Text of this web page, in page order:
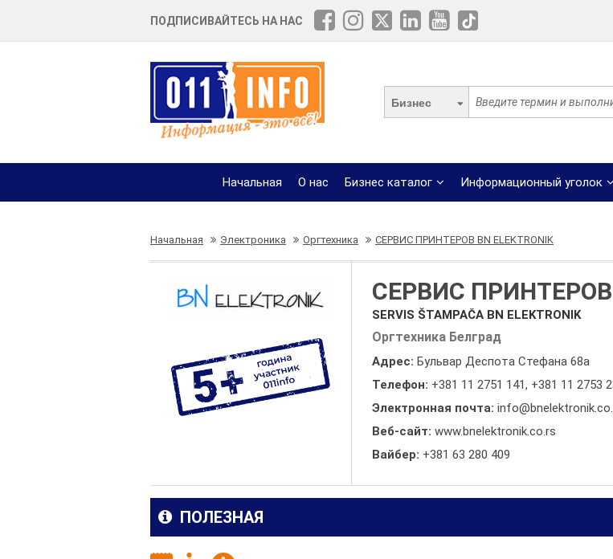
ПОДПИСИВАЙТЕСЬ НА НАС
Бизнес
Начальная О нас Бизнес каталог Информационный уголок
Начальная Электроника Оргтехника СЕРВИС ПРИНТЕРОВ BN ELEKTRONIK
СЕРВИС ПРИНТЕРОВ
SERVIS ŠTAMPAČA BN ELEKTRONIK
Оргтехника Белград
Адрес: Бульвар Деспота Стефана 68а
Телефон: +381 11 2751 141, +381 11 2753
Электронная почта:
Веб-сайт: www.bnelektronik.co.rs
Вайбер: +381 63 280 409
ПОЛЕЗНАЯ